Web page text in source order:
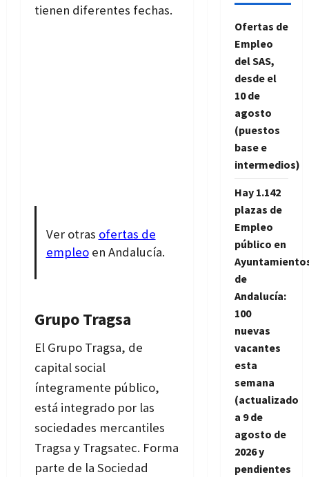
tienen diferentes fechas.
Ver otras ofertas de
empleoen Andalucía.
Grupo Tragsa
El Grupo Tragsa, de
capital social
íntegramente público,
está integrado por las
sociedades mercantiles
Tragsa y Tragsatec. Forma
parte de la Sociedad
Ofertas de
Empleo
del SAS,
desde el
10 de
agosto
(puestos
base e
intermedios)
Hay 1.142
plazas de
Empleo
público en
de
Andalucía:
100
nuevas
vacantes
esta
semana
(actualizado
a 9 de
agosto de
2026 y
pendientes